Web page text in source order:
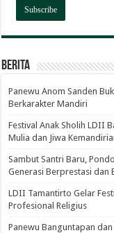
Berita
Panewu Anom Sanden
Berkarakter Mandiri
Festival Anak Sholih LDII
Mulia dan Jiwa
Sambut Santri Baru,
Generasi Berprestasi dan
LDII Tamantirto Gelar
Profesional Religius
Panewu Banguntapan